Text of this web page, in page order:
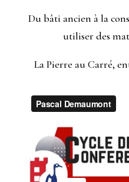
Du bâti ancien à la
utiliser des
La Pierre au Carré,